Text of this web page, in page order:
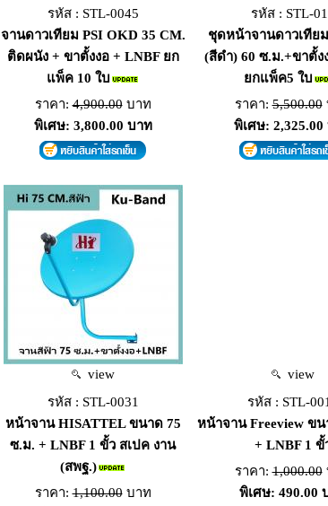
รหัส : STL-0045
จานดาวเทียม PSI OKD 35 CM.
ติดผนัง + ขาตั้งงอ + LNBF ยก
แพ็ค 10 ใบ
ราคา:4,900.00บาท
พิเศษ: 3,800.00 บาท
รหัส : STL-
ชุดหน้าจานดาวเทีย
(สีดำ) 60 ซ.ม.+ขาตั้ง
ยกแพ็ค5 ใบ
ราคา:5,500.00
พิเศษ: 2,325.00
view
รหัส : STL-0031
หน้าจาน HISATTEL ขนาด 75
ซ.ม. + LNBF 1 ขั้ว สเปค งาน
(สพฐ.)
ราคา:1,100.00บาท
view
รหัส : STL-
หน้าจาน Freeview ข
+ LNBF 1 ขั้
ราคา:1,000.00
พิเศษ: 490.00